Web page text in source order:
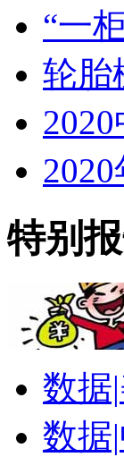
“一
轮胎
特别
数据|
数据|